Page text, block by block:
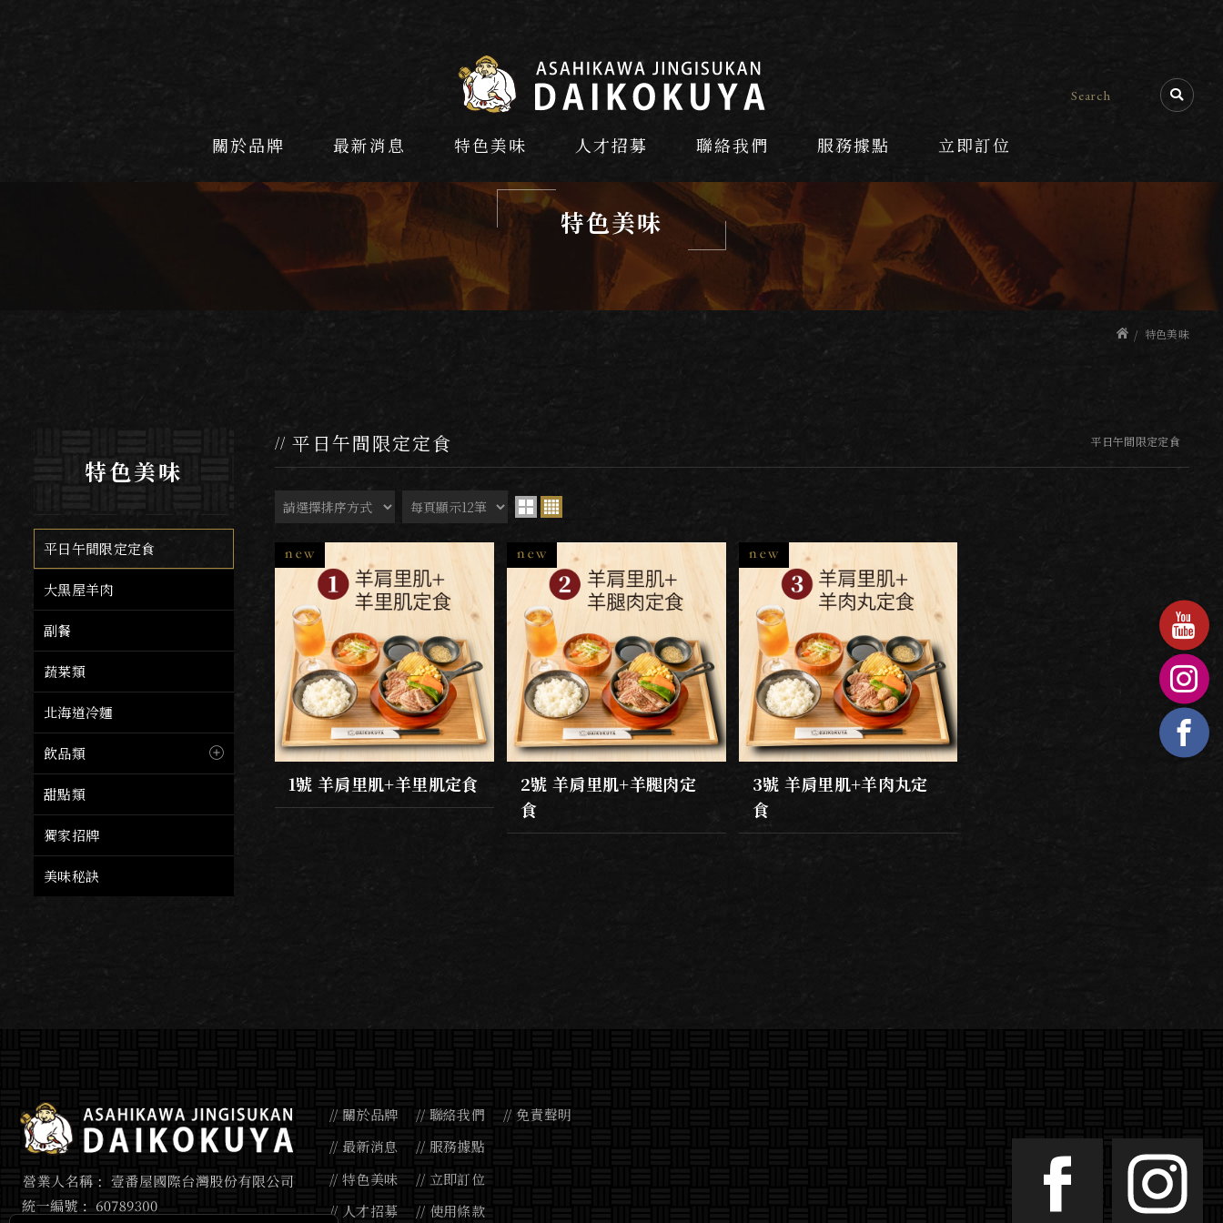
關於品牌 最新消息 特色美味 人才招募 聯絡我們 服務據點 立即訂位
特色美味
特色美味
特色美味
平日午間限定定食
大黑屋羊肉
副餐
蔬菜類
北海道冷麵
飲品類
甜點類
獨家招牌
美味秘訣
平日午間限定定食 平日午間限定定食
1號 羊肩里肌+羊里肌定食
2號 羊肩里肌+羊腿肉定
食
3號 羊肩里肌+羊肉丸定
食
關於品牌
最新消息
特色美味
人才招募
聯絡我們
服務據點
立即訂位
使用條款
免責聲明